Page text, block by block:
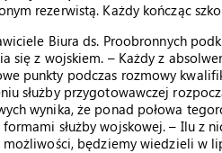
rezerwistą. Każdy kończąc
Biura ds. Proobronnych
się z wojskiem. – Każdy z
punkty podczas rozmowy
służby przygotowawczej
wynika, że ponad połowa
służby wojskowej. – Ilu z
możliwości, będziemy wiedzieli w